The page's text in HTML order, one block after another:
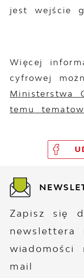
jest wejście
Więcej
cyfrowej
Ministerstwa
temu
Zapisz się
newslettera
mail